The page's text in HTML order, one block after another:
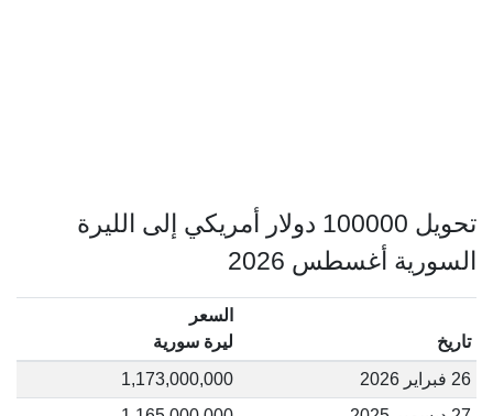
تحويل 100000 دولار أمريكي إلى الليرة
السورية أغسطس 2026
تاريخ
السعر
ليرة سورية
26 فبراير 2026
1,173,000,000